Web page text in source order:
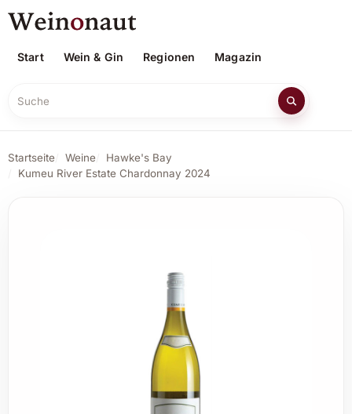
Start Wein & Gin Regionen Magazin
Suche
Startseite Weine
Hawke's Bay
Kumeu River Estate Chardonnay 2024